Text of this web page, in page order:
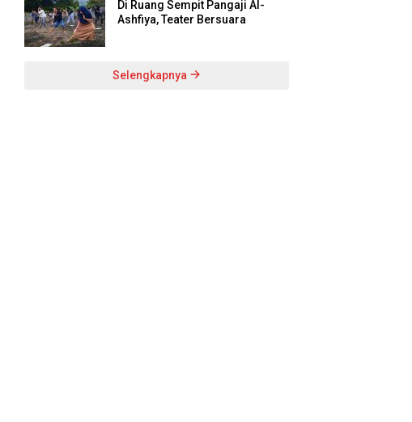
Di Ruang Sempit Pangaji Al-
Ashfiya, Teater Bersuara
Selengkapnya